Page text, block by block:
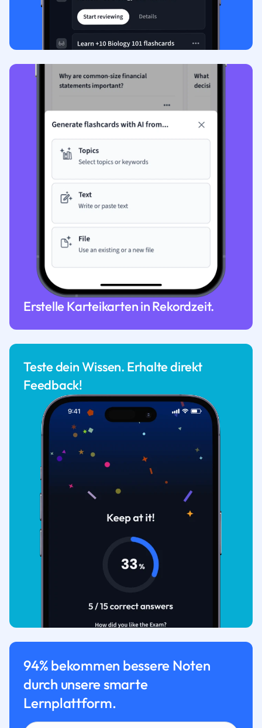
Erstelle Karteikarten in Rekordzeit.
Teste dein Wissen. Erhalte direkt
Feedback!
94% bekommen bessere Noten
durch unsere smarte
Lernplattform.